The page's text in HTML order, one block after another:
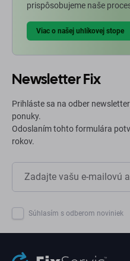
prispôsobujeme naše
Viac o našej uhlíkovej stope
Newsletter Fix
Prihláste sa na odber
ponuky.
Odoslaním tohto formulára
rokov.
Súhlasím s odberom noviniek